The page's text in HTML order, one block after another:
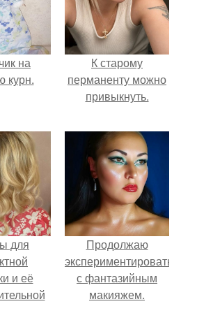
на
курн.
К старому
перманенту можно
привыкнуть.
для
и её
Продолжаю
экспериментировать
с фантазийным
макияжем.